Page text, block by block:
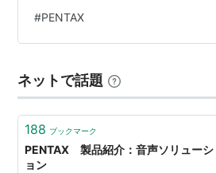
#PENTAX
ネットで話題
188 ブックマーク
PENTAX 製品紹介：音声ソリューシ
ョン